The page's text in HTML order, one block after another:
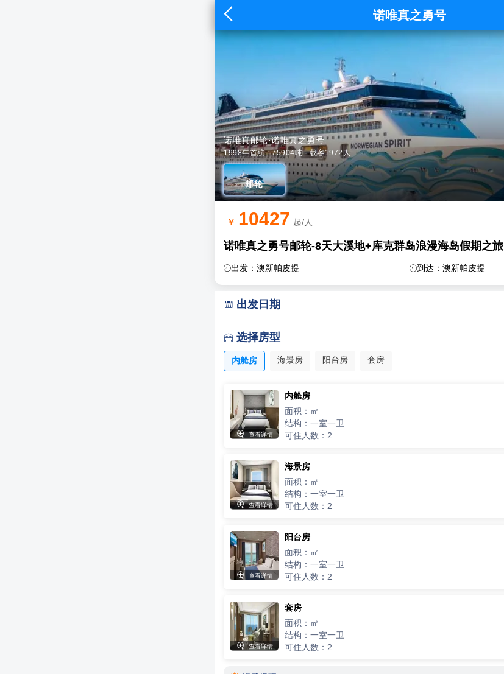
 诺唯真之勇号
诺唯真邮轮·诺唯真之勇号
1998年首航 · 75904吨 · 载客1972人
邮轮
￥ 10427 起/人
诺唯真之勇号邮轮-8天大溪地+库克群岛浪漫海岛假期之旅
出发：澳新帕皮提 到达：澳新帕皮提
 出发日期
 选择房型
内舱房 海景房 阳台房 套房
 查看详情
内舱房
面积：㎡
结构：一室一卫
可住人数：2
单人间
一人单价
三人间
3人，人均单价
四人间
4人，人均单价
 查看详情
海景房
面积：㎡
结构：一室一卫
可住人数：2
单人间
一人单价
三人间
3人，人均单价
 查看详情
阳台房
面积：㎡
结构：一室一卫
可住人数：2
单人间
一人单价
 查看详情
套房
面积：㎡
结构：一室一卫
可住人数：2